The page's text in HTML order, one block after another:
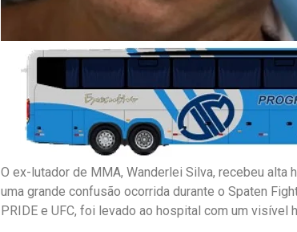
O ex-lutador de MMA, Wanderlei Silva, recebeu
uma grande confusão ocorrida durante o Spaten
PRIDE e UFC, foi levado ao hospital com um visível